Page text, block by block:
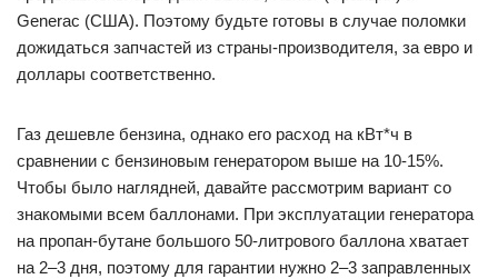
Generac (США). Поэтому будьте готовы в случае поломки
дожидаться запчастей из страны­-производителя, за евро и
доллары соответственно.
Газ дешевле бензина, однако его расход на кВт*ч в
сравнении с бензиновым генератором выше на 10­-15%.
Чтобы было наглядней, давайте рассмотрим вариант со
знакомыми всем баллонами. При эксплуатации генератора
на пропан­-бутане большого 50­-литрового баллона хватает
на 2–­3 дня, поэтому для гарантии нужно 2­–3 заправленных